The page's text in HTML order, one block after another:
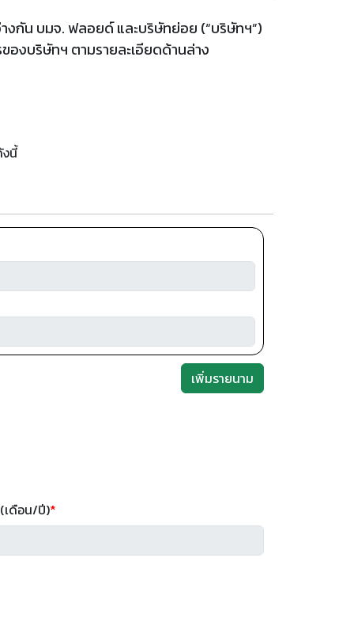
งกัน บมจ. ฟลอยด์ และบริษัทย่อย (“บริษัทฯ”)
งบริษัทฯ ตามรายละเอียดด้านล่าง
นี้
เพิ่มรายนาม
เดือน/ปี)*